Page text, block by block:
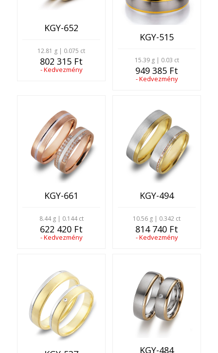
KGY-652
12.81 g | 0.075 ct
802 315 Ft
- Kedvezmény
KGY-515
15.39 g | 0.03 ct
949 385 Ft
- Kedvezmény
KGY-661
8.44 g | 0.144 ct
622 420 Ft
- Kedvezmény
KGY-494
10.56 g | 0.342 ct
814 740 Ft
- Kedvezmény
KGY-484